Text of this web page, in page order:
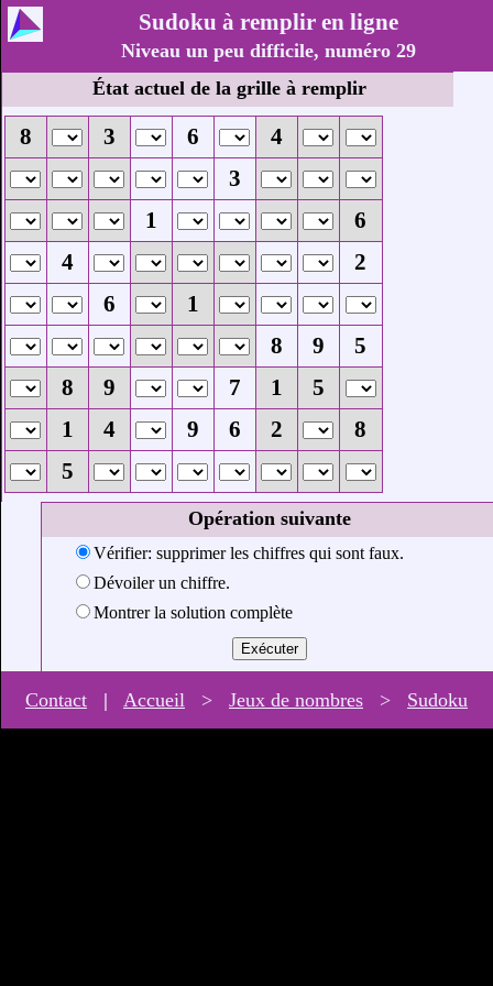
Sudoku à remplir en ligne
Niveau un peu difficile, numéro 29
État actuel de la grille à remplir
8 3 6
4
3
1
6
4
2
6
1
8
9
5
8
9 7 1
5
1
4 9 6 2
8
5
Opération suivante
Vérifier: supprimer les chiffres qui sont faux.
Dévoiler un chiffre.
Montrer la solution complète
Contact | Accueil > Jeux de nombres > Sudoku